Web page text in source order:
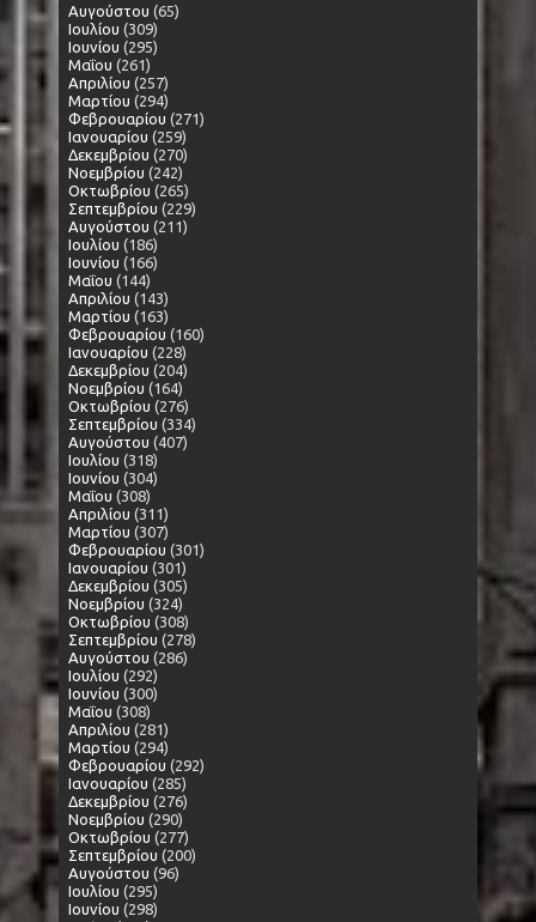
Αυγούστου (65)
Ιουλίου (309)
Ιουνίου (295)
Μαΐου (261)
Απριλίου (257)
Μαρτίου (294)
Φεβρουαρίου (271)
Ιανουαρίου (259)
Δεκεμβρίου (270)
Νοεμβρίου (242)
Οκτωβρίου (265)
Σεπτεμβρίου (229)
Αυγούστου (211)
Ιουλίου (186)
Ιουνίου (166)
Μαΐου (144)
Απριλίου (143)
Μαρτίου (163)
Φεβρουαρίου (160)
Ιανουαρίου (228)
Δεκεμβρίου (204)
Νοεμβρίου (164)
Οκτωβρίου (276)
Σεπτεμβρίου (334)
Αυγούστου (407)
Ιουλίου (318)
Ιουνίου (304)
Μαΐου (308)
Απριλίου (311)
Μαρτίου (307)
Φεβρουαρίου (301)
Ιανουαρίου (301)
Δεκεμβρίου (305)
Νοεμβρίου (324)
Οκτωβρίου (308)
Σεπτεμβρίου (278)
Αυγούστου (286)
Ιουλίου (292)
Ιουνίου (300)
Μαΐου (308)
Απριλίου (281)
Μαρτίου (294)
Φεβρουαρίου (292)
Ιανουαρίου (285)
Δεκεμβρίου (276)
Νοεμβρίου (290)
Οκτωβρίου (277)
Σεπτεμβρίου (200)
Αυγούστου (96)
Ιουλίου (295)
Ιουνίου (298)